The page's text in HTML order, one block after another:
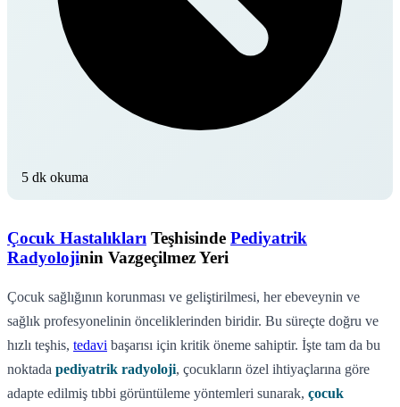
5 dk okuma
Çocuk Hastalıkları Teşhisinde Pediyatrik
Radyolojinin Vazgeçilmez Yeri
Çocuk sağlığının korunması ve geliştirilmesi, her ebeveynin ve
sağlık profesyonelinin önceliklerinden biridir. Bu süreçte doğru ve
hızlı teşhis, tedavi başarısı için kritik öneme sahiptir. İşte tam da bu
noktada pediyatrik radyoloji, çocukların özel ihtiyaçlarına göre
adapte edilmiş tıbbi görüntüleme yöntemleri sunarak, çocuk